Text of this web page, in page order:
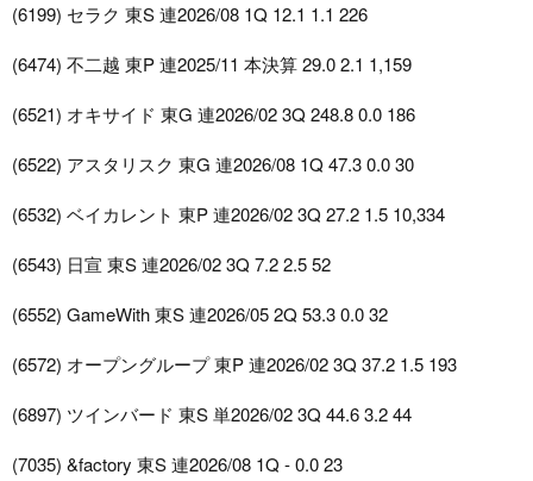
(6199) セラク 東S 連2026/08 1Q 12.1 1.1 226
(6474) 不二越 東P 連2025/11 本決算 29.0 2.1 1,159
(6521) オキサイド 東G 連2026/02 3Q 248.8 0.0 186
(6522) アスタリスク 東G 連2026/08 1Q 47.3 0.0 30
(6532) ベイカレント 東P 連2026/02 3Q 27.2 1.5 10,334
(6543) 日宣 東S 連2026/02 3Q 7.2 2.5 52
(6552) GameWith 東S 連2026/05 2Q 53.3 0.0 32
(6572) オープングループ 東P 連2026/02 3Q 37.2 1.5 193
(6897) ツインバード 東S 単2026/02 3Q 44.6 3.2 44
(7035) &factory 東S 連2026/08 1Q - 0.0 23